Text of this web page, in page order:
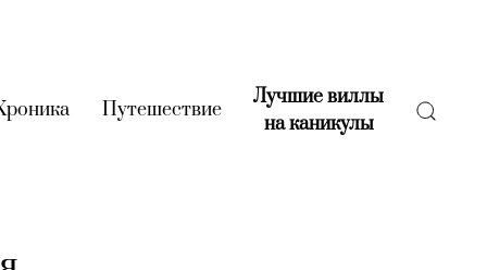
(current)
Путешествие(current)
Лучшие виллы
на каникулы(current)